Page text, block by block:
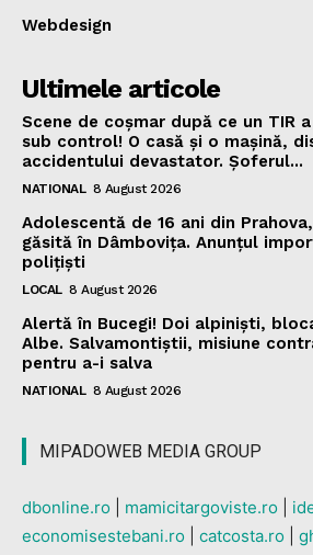
Webdesign
Ultimele articole
Scene de coșmar după ce un TIR
sub control! O casă și o mașină,
accidentului devastator. Șoferul...
NATIONAL 8 August 2026
Adolescentă de 16 ani din
găsită în Dâmbovița. Anunțul
polițiști
LOCAL 8 August 2026
Alertă în Bucegi! Doi alpiniști,
Albe. Salvamontiștii, misiune
pentru a-i salva
NATIONAL 8 August 2026
MIPADOWEB MEDIA GROUP
dbonline.ro mamicitargoviste.ro
economisestebani.ro
catcosta.ro